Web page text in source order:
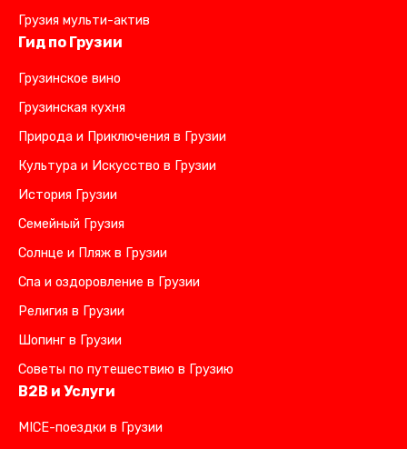
Грузия мульти-актив
Гид по Грузии
Грузинское вино
Грузинская кухня
Природа и Приключения в Грузии
Культура и Искусство в Грузии
История Грузии
Семейный Грузия
Солнце и Пляж в Грузии
Спа и оздоровление в Грузии
Религия в Грузии
Шопинг в Грузии
Советы по путешествию в Грузию
B2B и Услуги
MICE-поездки в Грузии